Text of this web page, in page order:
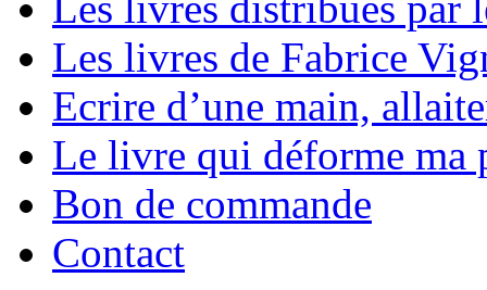
Les livres de Fabrice
Ecrire d’une main,
Le livre qui déforme ma
Bon de commande
Contact